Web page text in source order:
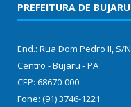
PREFEITURA DE BUJARU
End.: Rua Dom Pedro II, S/N
Centro - Bujaru - PA
CEP: 68670-000
Fone: (91) 3746-1221